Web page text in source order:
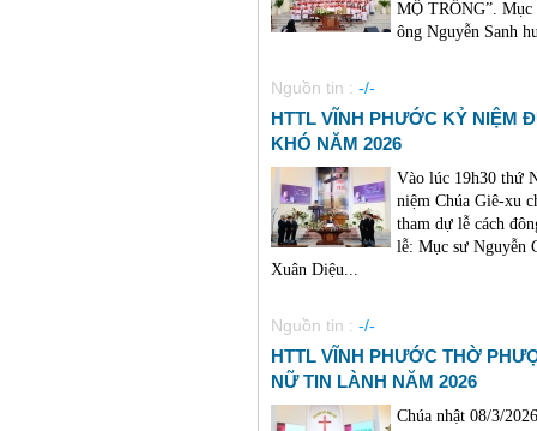
MỘ TRỐNG”. Mục
ông Nguyễn Sanh
Nguồn tin : -/-
HTTL VĨNH PHƯỚC KỶ NIỆM
KHÓ NĂM 2026
Vào lúc 19h30 thứ
niệm Chúa Giê-xu
tham dự lễ cách
lễ: Mục sư Nguyễn
Xuân Diệu...
Nguồn tin : -/-
HTTL VĨNH PHƯỚC THỜ
NỮ TIN LÀNH NĂM 2026
Chúa nhật 08/3/